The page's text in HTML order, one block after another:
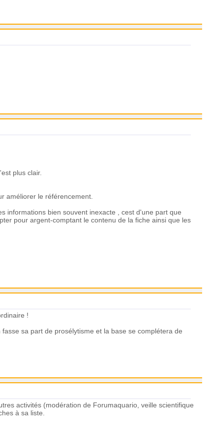
plus clair.
améliorer le référencement.
informations bien souvent inexacte , cest d'une part que
pour argent-comptant le contenu de la fiche ainsi que les
!
sa part de prosélytisme et la base se complétera de
activités (modération de Forumaquario, veille scientifique
à sa liste.